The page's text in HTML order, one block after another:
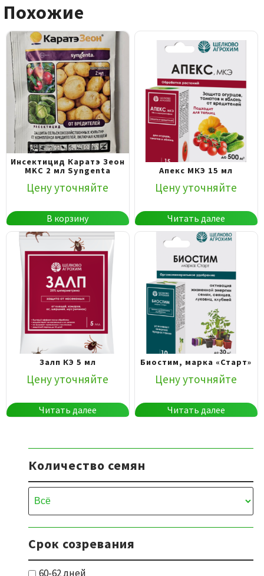
Похожие
Инсектицид Каратэ Зеон
MKC 2 мл Syngenta
Цену уточняйте
В корзину
Апекс МКЭ 15 мл
Цену уточняйте
Читать далее
Залп КЭ 5 мл
Цену уточняйте
Читать далее
Биостим, марка «Старт»
Цену уточняйте
Читать далее
Количество семян
Срок созревания